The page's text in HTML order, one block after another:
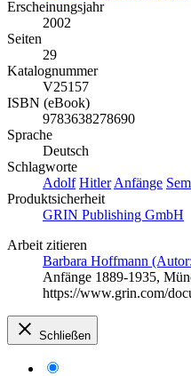
Erscheinungsjahr
2002
Seiten
29
Katalognummer
V25157
ISBN (eBook)
9783638278690
Sprache
Deutsch
Schlagworte
Adolf Hitler Anfänge
Produktsicherheit
GRIN Publishing GmbH
Arbeit zitieren
Barbara Hoffmann
Anfänge 1889-1935,
https://www.grin.com/
Schließen